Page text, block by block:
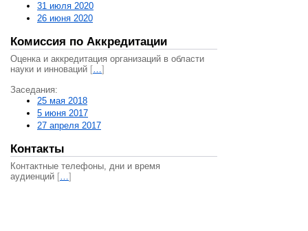
31 июля 2020
26 июня 2020
Комиссия по Аккредитации
Оценка и аккредитация организаций в области
науки и инноваций […]
Заседания:
25 мая 2018
5 июня 2017
27 апреля 2017
Контакты
Контактные телефоны, дни и время
аудиенций […]